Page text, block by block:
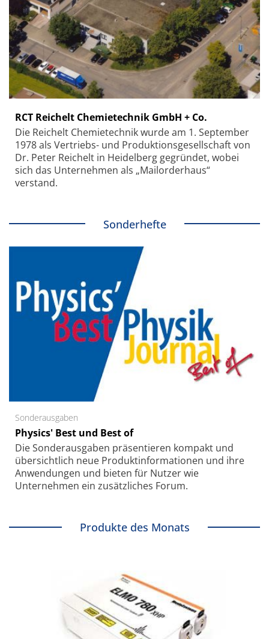
RCT Reichelt Chemietechnik GmbH + Co.
Die Reichelt Chemietechnik wurde am 1. September
1978 als Vertriebs- und Produktionsgesellschaft von
Dr. Peter Reichelt in Heidelberg gegründet, wobei
sich das Unternehmen als „Mailorderhaus“
verstand.
Sonderhefte
Sonderausgaben
Physics' Best und Best of
Die Sonder­ausgaben präsentieren kompakt und
übersichtlich neue Produkt­informationen und ihre
Anwendungen und bieten für Nutzer wie
Unternehmen ein zusätzliches Forum.
Produkte des Monats